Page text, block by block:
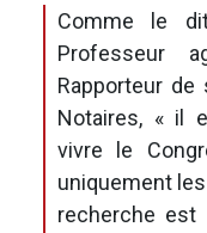
Comme le dit
Professeur
Rapporteur
Notaires, « il
vivre le
uniquement
recherche est